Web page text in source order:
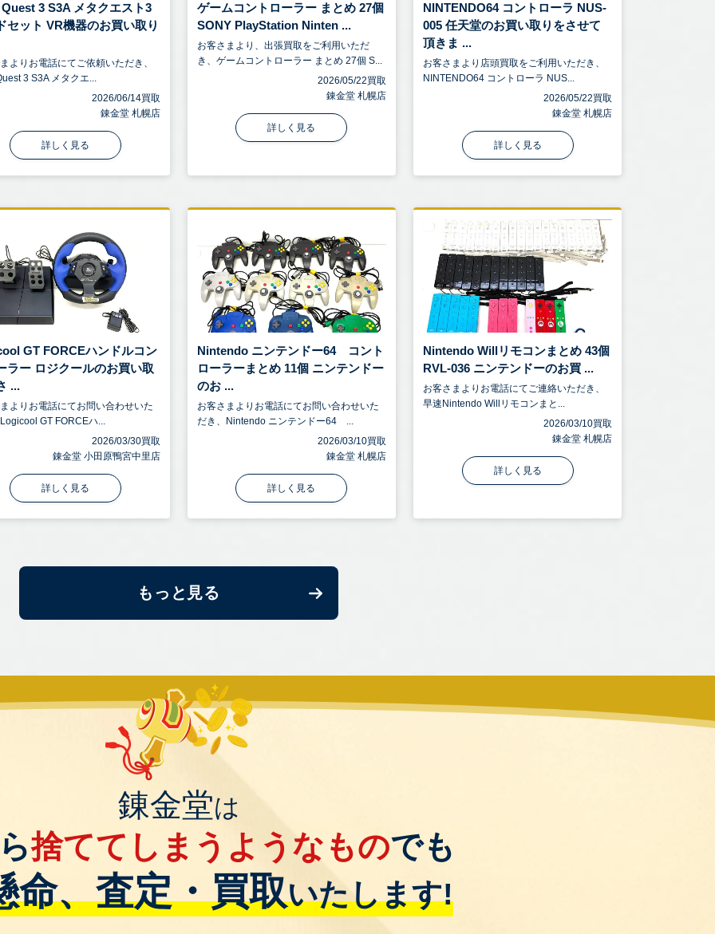
3 S3A メタクエスト3
セット VR機器のお買い取り
よりお電話にてご依頼いただき、
3 S3A メタクエ...
2026/06/14買取
錬金堂 札幌店
詳しく見る
ゲームコントローラー まとめ 27個
SONY PlayStation Ninten ...
お客さまより、出張買取をご利用いただ
き、ゲームコントローラー まとめ 27個 S...
2026/05/22買取
錬金堂 札幌店
詳しく見る
NINTENDO64 コントローラ NUS-
005 任天堂のお買い取りをさせて
頂きま ...
お客さまより店頭買取をご利用いただき、
NINTENDO64 コントローラ NUS...
2026/05/22買取
錬金堂 札幌店
詳しく見る
GT FORCEハンドルコン
ラー ロジクールのお買い取
...
よりお電話にてお問い合わせいた
GT FORCEハ...
2026/03/30買取
錬金堂 小田原鴨宮中里店
詳しく見る
Nintendo ニンテンドー64 コント
ローラーまとめ 11個 ニンテンドー
のお ...
お客さまよりお電話にてお問い合わせいた
だき、Nintendo ニンテンドー64 ...
2026/03/10買取
錬金堂 札幌店
詳しく見る
Nintendo Willリモコンまとめ 43個
RVL-036 ニンテンドーのお買 ...
お客さまよりお電話にてご連絡いただき、
早速Nintendo Willリモコンまと...
2026/03/10買取
錬金堂 札幌店
詳しく見る
もっと見る
錬金堂は
捨ててしまうようなものでも
命、査定・買取いたします!